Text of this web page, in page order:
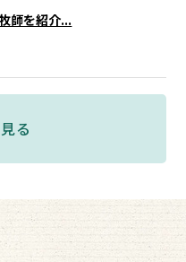
師を紹介...
る